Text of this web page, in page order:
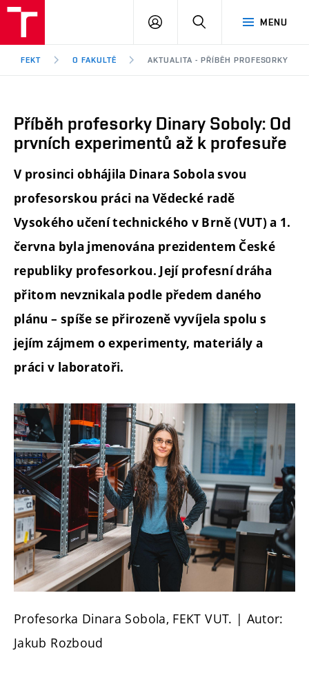
Brno
MENU
PŘIHLÁSIT
FEKT O FAKULTĚ AKTUALITA - PŘÍBĚH PROFESORKY
Příběh profesorky Dinary Soboly: Od
prvních experimentů až k profesuře
V prosinci obhájila Dinara Sobola svou
profesorskou práci na Vědecké radě
Vysokého učení technického v Brně (VUT) a 1.
června byla jmenována prezidentem České
republiky profesorkou. Její profesní dráha
přitom nevznikala podle předem daného
plánu – spíše se přirozeně vyvíjela spolu s
jejím zájmem o experimenty, materiály a
práci v laboratoři.
Profesorka Dinara Sobola, FEKT VUT. | Autor:
Jakub Rozboud